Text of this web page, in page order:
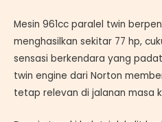
Mesin 961cc paralel twin
menghasilkan sekitar 77 hp,
sensasi berkendara yang
twin engine dari Norton
tetap relevan di jalanan masa